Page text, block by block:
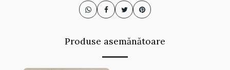
Produse asemănătoare